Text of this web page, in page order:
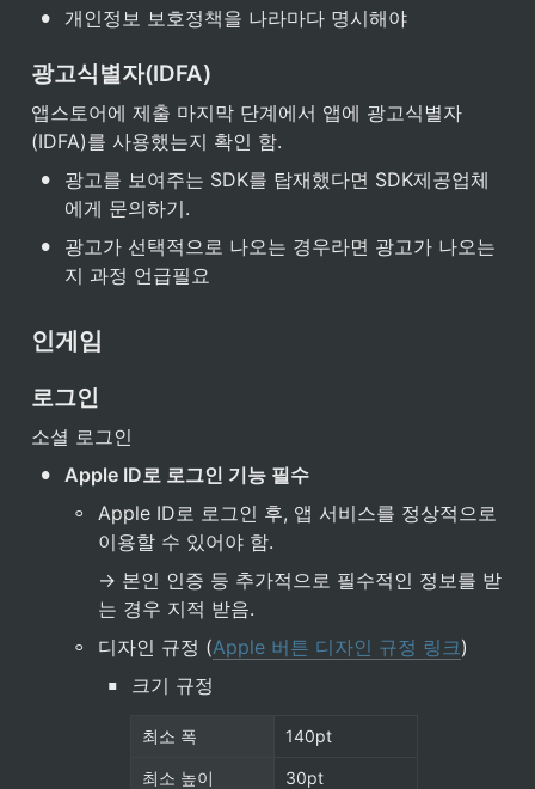
• 개인정보 보호정책을 나라마다 명시해야
광고식별자(IDFA)
앱스토어에 제출 마지막 단계에서 앱에 광고식별자
(IDFA)를 사용했는지 확인 함.
•
광고를 보여주는 SDK를 탑재했다면 SDK제공업체
에게 문의하기.
•
광고가 선택적으로 나오는 경우라면 광고가 나오는
지 과정 언급필요
인게임
로그인
소셜 로그인
• Apple ID로 로그인 기능 필수
◦
Apple ID로 로그인 후, 앱 서비스를 정상적으로
이용할 수 있어야 함.
→ 본인 인증 등 추가적으로 필수적인 정보를 받
는 경우 지적 받음.
◦ 디자인 규정 (Apple 버튼 디자인 규정 링크)
▪ 크기 규정
최소 폭 140pt
최소 높이 30pt